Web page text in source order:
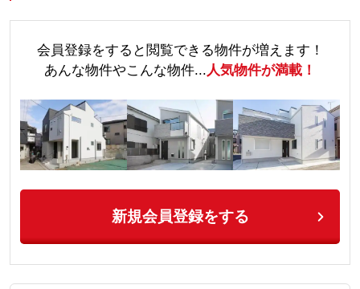
会員登録をすると閲覧できる物件が増えます！
あんな物件やこんな物件...人気物件が満載！
新規会員登録をする